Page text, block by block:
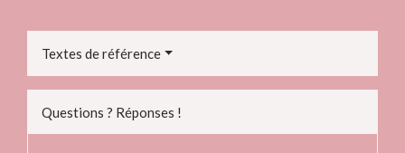
Textes de référence
Questions ? Réponses !